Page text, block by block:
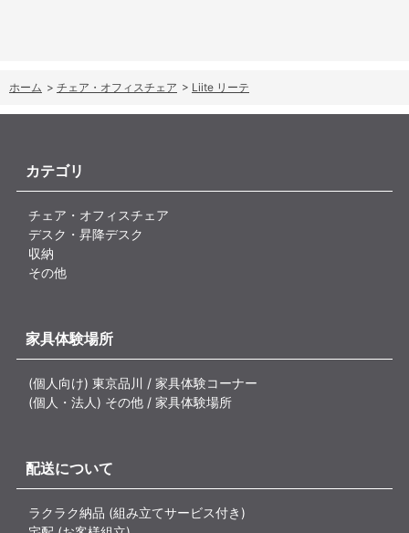
ホーム > チェア・オフィスチェア > Liite リーテ
カテゴリ
チェア・オフィスチェア
デスク・昇降デスク
収納
その他
家具体験場所
(個人向け) 東京品川 / 家具体験コーナー
(個人・法人) その他 / 家具体験場所
配送について
ラクラク納品 (組み立てサービス付き)